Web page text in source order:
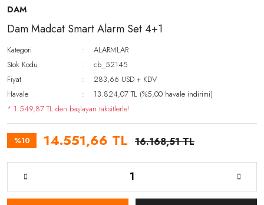
DAM
Dam Madcat Smart Alarm Set 4+1
Kategori
ALARMLAR
Stok Kodu
cb_52145
Fiyat
283,66 USD + KDV
Havale
13.824,07 TL (%5,00 havale indirimi)
* 1.549,87 TL den başlayan taksitlerle!
%10 14.551,66 TL 16.168,51 TL